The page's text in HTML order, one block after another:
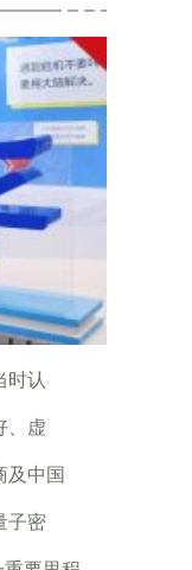
时认
、虚
及中国
子密